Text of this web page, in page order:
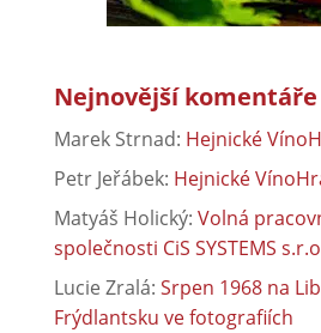
Nejnovější komentáře
Marek Strnad: Hejnické
Petr Jeřábek: Hejnické
Matyáš Holický: Volná
společnosti CiS SYSTEMS
Lucie Zralá: Srpen 1968 na
Frýdlantsku ve fotografiích